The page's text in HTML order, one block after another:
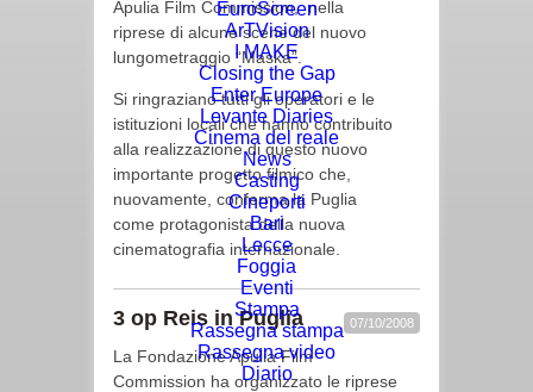
EuroScreen
ArTVision
I MAKE
Closing the Gap
Enter Europe
Levante Diaries
Cinema del reale
News
Casting
Cineporti
Bari
Lecce
Foggia
Eventi
Stampa
Rassegna stampa
Rassegna video
Diario
Apulia Film Commission, nella
riprese di alcune scene del nuovo
lungometraggio “Maska”.
Si ringraziano tutti gli operatori e le
istituzioni locali che hanno contribuito
alla realizzazione di questo nuovo
importante progetto filmico che,
nuovamente, conferma la Puglia
come protagonista della nuova
cinematografia internazionale.
07/10/2008
3 op Reis in Puglia
La Fondazione Apulia Film
Commission ha organizzato le riprese